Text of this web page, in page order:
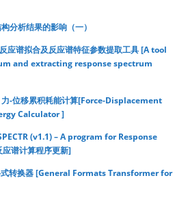
分析结果的影响（一）
应谱拟合及反应谱特征参数提取工具 [A tool
and extracting response spectrum
-位移累积耗能计算[Force-Displacement
Calculator ]
(v1.1) – A program for Response
谱计算程序更新]
转换器 [General Formats Transformer for